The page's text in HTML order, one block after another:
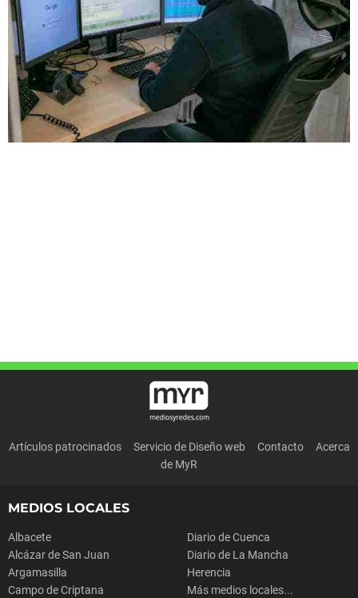
Artículos patrocinados Servicio de Diseño web Contacto
Acerca
de MyR
MEDIOS LOCALES
Albacete
Alcázar de San Juan
Argamasilla
Campo de Criptana
Diario de Cuenca
Diario de La Mancha
Herencia
Más medios locales...